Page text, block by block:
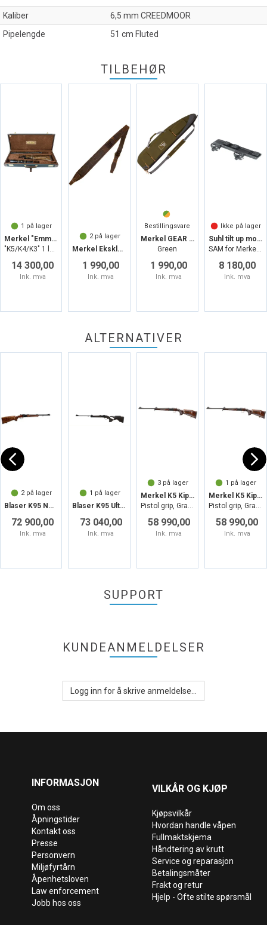
Kaliber
6,5 mm CREEDMOOR
Pipelengde
51 cm Fluted
TILBEHØR
1 på lager
Merkel "Emmebi" Take Down koffert
"K5/K4/K3" 1 løp og 1 kikkert
14 300,00
Ink. mva
2på lager
Merkel Eksklusiv Jaktreim Lær
1 990,00
Ink. mva
Bestillingsvare
Merkel GEAR Cordura PRO futteral
Green
1 990,00
Ink. mva
Ikke på lager
Suhl tilt up mount SR Swarovski skinne
SAM for Merkel K5, BBF B3/B4
8 180,00
Ink. mva
ALTERNATIVER
2på lager
Blaser K95 Norway Edition - 7x57R Gr 3
72 900,00
Ink. mva
1 på lager
Blaser K95 Ultimate AC - 7x57R
73 040,00
Ink. mva
3på lager
Merkel K5 Kiplauf Black 6,5x55
Pistol grip, Grade4, 60cm, M15x1
58 990,00
Ink. mva
1 på lager
Merkel K5 Kiplauf Black 7x57R
Pistol grip, Grade4, 56cm, M15x1
58 990,00
Ink. mva
SUPPORT
KUNDEANMELDELSER
Logg inn for å skrive anmeldelse...
INFORMASJON
Om oss
Åpningstider
Kontakt oss
Presse
Personvern
Miljøfyrtårn
Åpenhetsloven
Law enforcement
Jobb hos oss
VILKÅR OG KJØP
Kjøpsvilkår
Hvordan handle våpen
Fullmaktskjema
Håndtering av krutt
Service og reparasjon
Betalingsmåter
Frakt og retur
Hjelp - Ofte stilte spørsmål